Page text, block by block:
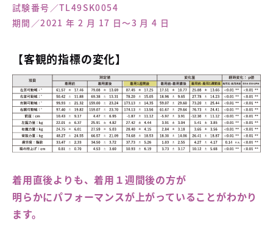
試験番号／TL49SK0054
期間／2021 年 2 月 17 日～3 月 4 日
【客観的指標の変化】
着用直後よりも、着用１週間後の方が
明らかにパフォーマンスが上がっていることがわかり
ます。